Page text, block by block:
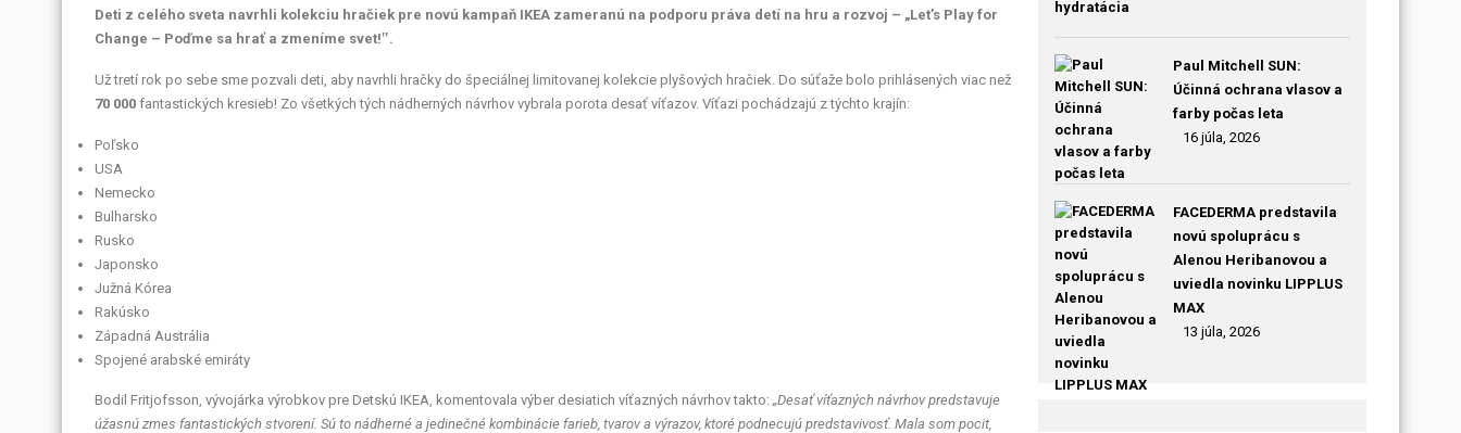
Deti z celého sveta navrhli kolekciu hračiek pre novú kampaň IKEA zameranú na podporu práva detí na hru a rozvoj – „Let’s Play for
Change – Poďme sa hrať a zmeníme svet!‟.
Už tretí rok po sebe sme pozvali deti, aby navrhli hračky do špeciálnej limitovanej kolekcie plyšových hračiek. Do súťaže bolo prihlásených viac než
70 000 fantastických kresieb! Zo všetkých tých nádherných návrhov vybrala porota desať víťazov. Víťazi pochádzajú z týchto krajín:
Poľsko
USA
Nemecko
Bulharsko
Rusko
Japonsko
Južná Kórea
Rakúsko
Západná Austrália
Spojené arabské emiráty
Bodil Fritjofsson, vývojárka výrobkov pre Detskú IKEA, komentovala výber desiatich víťazných návrhov takto: „Desať víťazných návrhov predstavuje
úžasnú zmes fantastických stvorení. Sú to nádherné a jedinečné kombinácie farieb, tvarov a výrazov, ktoré podnecujú predstavivosť. Mala som pocit,
Paul Mitchell SUN:
Účinná ochrana vlasov a
farby počas leta
16 júla, 2026
FACEDERMA predstavila
novú spoluprácu s
Alenou Heribanovou a
uviedla novinku LIPPLUS
MAX
13 júla, 2026